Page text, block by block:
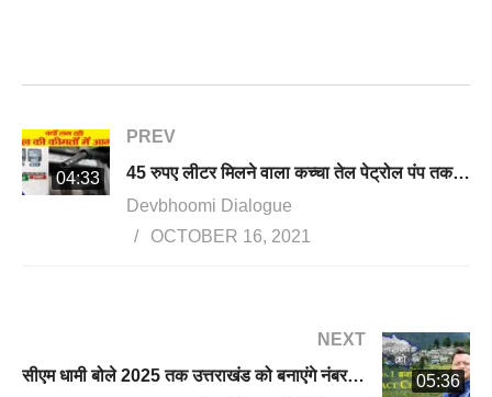
04:33
PREV
45 रुपए लीटर मिलने वाला कच्चा तेल पेट्रोल पंप तक पहुंचते पहुंचते 101 रुपए का कैसे हो जाता है? देखिए #DevbhoomiDialogue की खास #FactCheck रिपोर्ट
Devbhoomi Dialogue
OCTOBER 16, 2021
05:36
NEXT
सीएम धामी बोले 2025 तक उत्तराखंड को बनाएंगे नंबर वन, लेकिन कैसे? देखिए खास Fact Check रिपोर्ट